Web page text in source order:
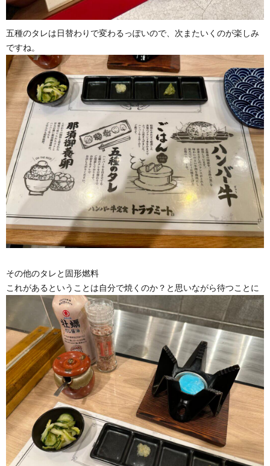
五種のタレは日替わりで変わるっぽいので、次またいくのが楽しみ
ですね。
その他のタレと固形燃料
これがあるということは自分で焼くのか？と思いながら待つことに